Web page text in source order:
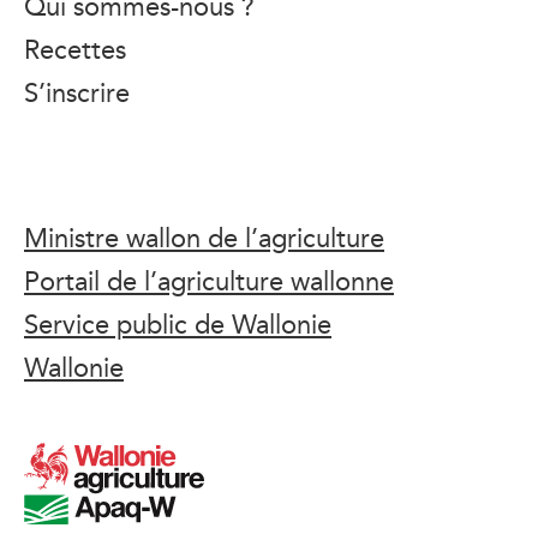
Recettes
S’inscrire
Ministre wallon de l’agriculture
Portail de l’agriculture wallonne
Service public de Wallonie
Wallonie